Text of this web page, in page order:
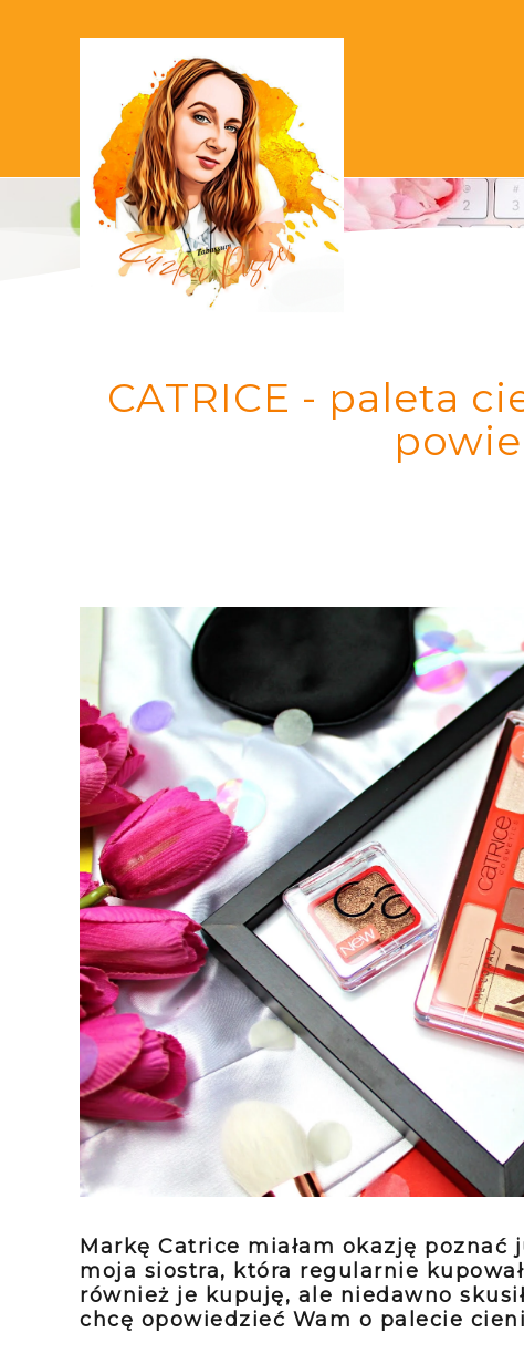
CATRICE - paleta
Markę Catrice miałam okazję poznać
moja siostra, która regularnie
również je kupuję, ale niedawno
chcę opowiedzieć Wam o palecie